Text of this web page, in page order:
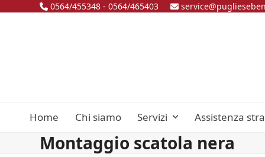
0564/455348-0564/465403
Home Chi siamo Servizi Assistenza
Montaggio scatola nera